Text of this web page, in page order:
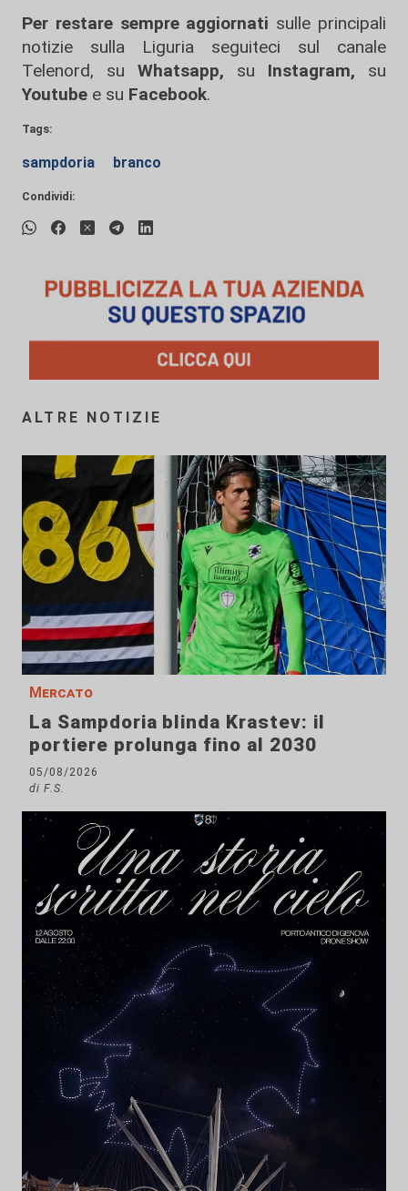
Per restare sempre aggiornati sulle principali
notizie sulla Liguria seguiteci sul canale
Telenord, su
Whatsapp, su Instagram, su
Youtube e su Facebook.
Tags:
sampdoria branco
Condividi:
ALTRE NOTIZIE
Mercato
La Sampdoria blinda Krastev: il
portiere prolunga fino al 2030
05/08/2026
di F.S.